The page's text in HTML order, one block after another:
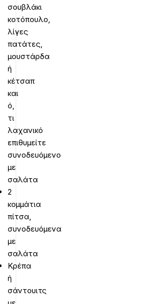
σουβλάκι
κοτόπουλο,
λίγες
πατάτες,
μουστάρδα
ή
κέτσαπ
και
ό,
τι
λαχανικό
επιθυμείτε
συνοδευόμενο
με
σαλάτα
2
κομμάτια
πίτσα,
συνοδευόμενα
με
σαλάτα
Κρέπα
ή
σάντουιτς